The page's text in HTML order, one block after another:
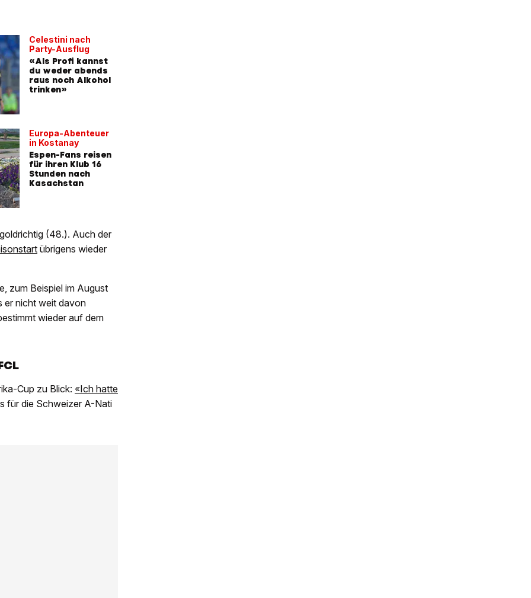
Celestini nach
Party-Ausflug
«Als Profi kannst
du weder abends
raus noch Alkohol
trinken»
Europa-Abenteuer
in Kostanay
Espen-Fans reisen
für ihren Klub 16
Stunden nach
Kasachstan
(48.). Auch der
übrigens wieder
zum Beispiel im August
er nicht weit davon
wieder auf dem
Cup zu Blick: «Ich hatte
für die Schweizer A-Nati